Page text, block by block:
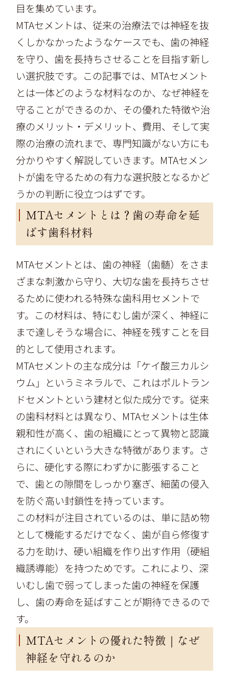
目を集めています。
MTAセメントは、従来の治療法では神経を抜
くしかなかったようなケースでも、歯の神経
を守り、歯を長持ちさせることを目指す新し
い選択肢です。この記事では、MTAセメント
とは一体どのような材料なのか、なぜ神経を
守ることができるのか、その優れた特徴や治
療のメリット・デメリット、費用、そして実
際の治療の流れまで、専門知識がない方にも
分かりやすく解説していきます。MTAセメン
トが歯を守るための有力な選択肢となるかど
うかの判断に役立つはずです。
MTAセメントとは？歯の寿命を延
ばす歯科材料
MTAセメントとは、歯の神経（歯髄）をさま
ざまな刺激から守り、大切な歯を長持ちさせ
るために使われる特殊な歯科用セメントで
す。この材料は、特にむし歯が深く、神経に
まで達しそうな場合に、神経を残すことを目
的として使用されます。
MTAセメントの主な成分は「ケイ酸三カルシ
ウム」というミネラルで、これはポルトラン
ドセメントという建材と似た成分です。従来
の歯科材料とは異なり、MTAセメントは生体
親和性が高く、歯の組織にとって異物と認識
されにくいという大きな特徴があります。さ
らに、硬化する際にわずかに膨張すること
で、歯との隙間をしっかり塞ぎ、細菌の侵入
を防ぐ高い封鎖性を持っています。
この材料が注目されているのは、単に詰め物
として機能するだけでなく、歯が自ら修復す
る力を助け、硬い組織を作り出す作用（硬組
織誘導能）を持つためです。これにより、深
いむし歯で弱ってしまった歯の神経を保護
し、歯の寿命を延ばすことが期待できるので
す。
MTAセメントの優れた特徴｜なぜ
神経を守れるのか